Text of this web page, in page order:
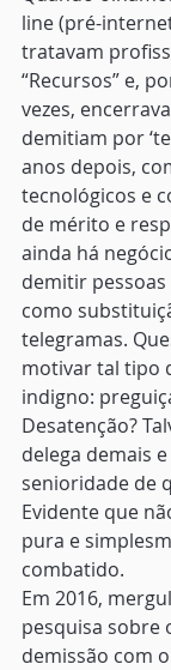
line (pré-
tratavam
“Recursos” e,
vezes,
demitiam por
anos depois,
tecnológicos e
de mérito e
ainda há
demitir
como
telegramas.
motivar tal tipo
indigno:
Desatenção?
delega demais
senioridade de
Evidente que
pura e
combatido.
Em 2016,
pesquisa sobre
demissão com